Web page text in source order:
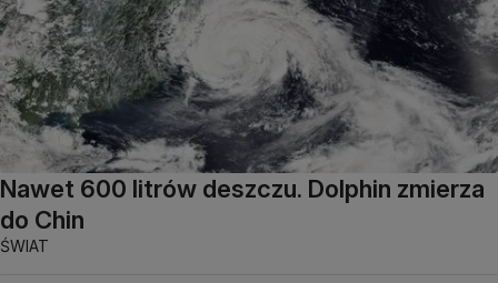
Nawet 600 litrów deszczu. Dolphin zmierza
do Chin
ŚWIAT